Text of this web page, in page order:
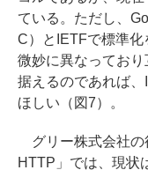
ている。ただし、
C）とIETFで標準
微妙に異なってお
据えるのであれば
ほしい（図7）。
グリー株式会社の
HTTP」では、現状